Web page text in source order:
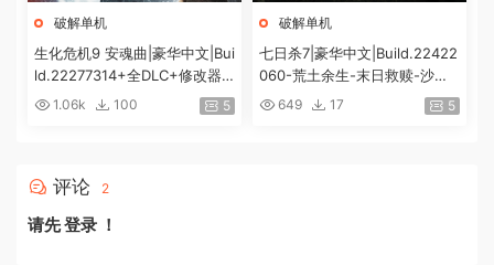
破解单机
生化危机9 安魂曲|豪华中文|Bui
ld.22277314+全DLC+修改器|
解压即撸|[74G/百度]
1.06k 100 5
破解单机
七日杀7|豪华中文|Build.22422
060-荒土余生-末日救赎-沙盒
+全DLC|解压即撸|
649 17 5
评论 2
请先登录 ！